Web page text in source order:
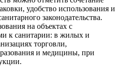
удобство использования и
законодательства.
на объектах с
к санитарии: в жилых и
торговли,
и медицины, при